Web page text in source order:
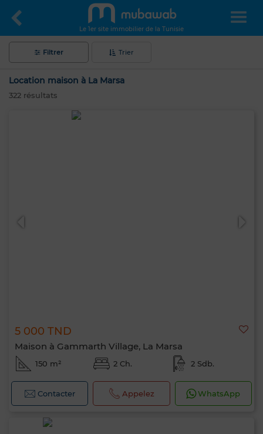
Le 1er site immobilier de la Tunisie
Filtrer Trier
Location maison à La Marsa
322 résultats
5 000 TND
Maison à Gammarth Village, La Marsa
150 m² 2 Ch. 2 Sdb.
Contacter Appelez WhatsApp